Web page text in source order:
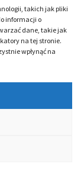
takich jak pliki
informacji o
dane, takie jak
na tej stronie.
wpłynąć na
to, że zgadzasz się na
zarządzać cookies,